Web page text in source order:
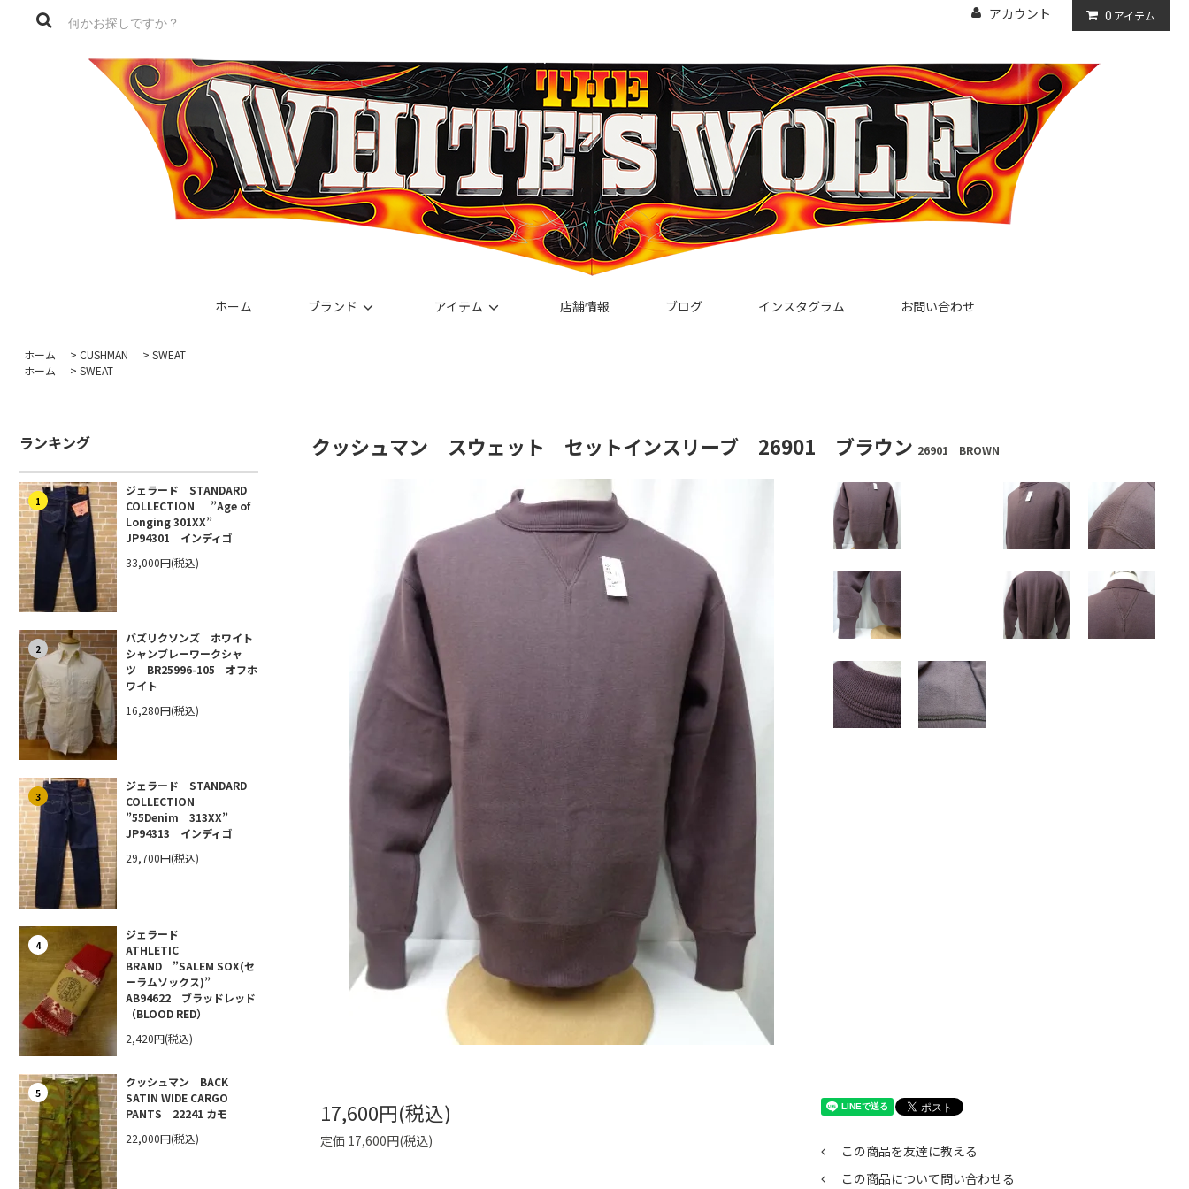
アカウント 0 アイテム
ホーム ブランド アイテム 店舗情報 ブログ インスタグラム お問い合わせ
ホーム > CUSHMAN > SWEAT
ホーム
> SWEAT
ランキング
1
ジェラード STANDARD
COLLECTION ”Age of
Longing 301XX”
JP94301 インディゴ
33,000円(税込)
2
バズリクソンズ ホワイト
シャンブレーワークシャ
ツ BR25996-105 オフホ
ワイト
16,280円(税込)
3
ジェラード STANDARD
COLLECTION
”55Denim 313XX”
JP94313 インディゴ
29,700円(税込)
4
ジェラード
ATHLETIC
BRAND ”SALEM SOX(セ
ーラムソックス)”
AB94622 ブラッドレッド
（BLOOD RED）
2,420円(税込)
5
クッシュマン BACK
SATIN WIDE CARGO
PANTS 22241 カモ
22,000円(税込)
クッシュマン スウェット セットインスリーブ 26901 ブラウン 26901 BROWN
17,600円(税込)
定価 17,600円(税込)
この商品を友達に教える
この商品について問い合わせる